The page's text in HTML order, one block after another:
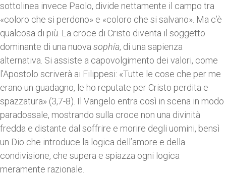
sottolinea invece Paolo, divide nettamente il campo tra
«coloro che si perdono» e «coloro che si salvano». Ma c’è
qualcosa di più. La croce di Cristo diventa il soggetto
dominante di una nuova sophía, di una sapienza
alternativa. Si assiste a capovolgimento dei valori, come
l’Apostolo scriverà ai Filippesi: «Tutte le cose che per me
erano un guadagno, le ho reputate per Cristo perdita e
spazzatura» (3,7-8). Il Vangelo entra così in scena in modo
paradossale, mostrando sulla croce non una divinità
fredda e distante dal soffrire e morire degli uomini, bensì
un Dio che introduce la logica dell’amore e della
condivisione, che supera e spiazza ogni logica
meramente razionale.